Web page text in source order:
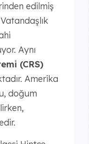
edilmiş
Aynı
(CRS)
Amerika
doğum